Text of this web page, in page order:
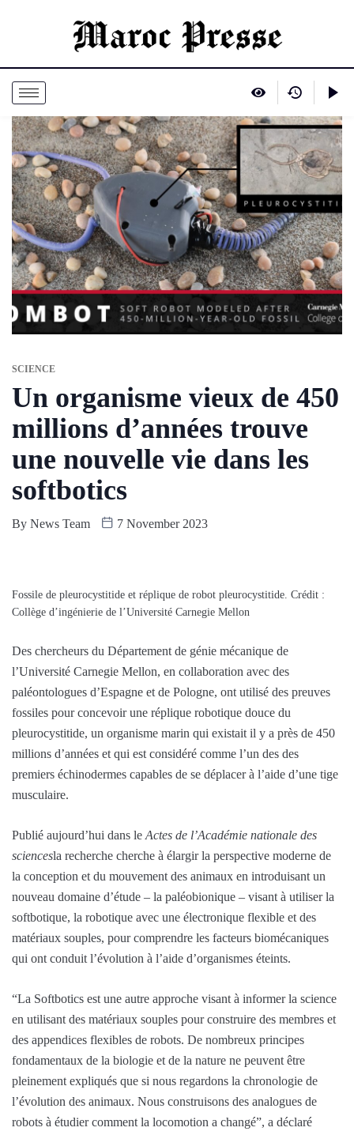
SCIENCE
Un organisme vieux de 450
millions d’années trouve
une nouvelle vie dans les
softbotics
By News Team 7 November 2023
Fossile de pleurocystitide et réplique de robot pleurocystitide. Crédit :
Collège d’ingénierie de l’Université Carnegie Mellon
Des chercheurs du Département de génie mécanique de
l’Université Carnegie Mellon, en collaboration avec des
paléontologues d’Espagne et de Pologne, ont utilisé des preuves
fossiles pour concevoir une réplique robotique douce du
pleurocystitide, un organisme marin qui existait il y a près de 450
millions d’années et qui est considéré comme l’un des des
premiers échinodermes capables de se déplacer à l’aide d’une tige
musculaire.
Publié aujourd’hui dans le Actes de l’Académie nationale des
sciencesla recherche cherche à élargir la perspective moderne de
la conception et du mouvement des animaux en introduisant un
nouveau domaine d’étude – la paléobionique – visant à utiliser la
softbotique, la robotique avec une électronique flexible et des
matériaux souples, pour comprendre les facteurs biomécaniques
qui ont conduit l’évolution à l’aide d’organismes éteints.
“La Softbotics est une autre approche visant à informer la science
en utilisant des matériaux souples pour construire des membres et
des appendices flexibles de robots. De nombreux principes
fondamentaux de la biologie et de la nature ne peuvent être
pleinement expliqués que si nous regardons la chronologie de
l’évolution des animaux. Nous construisons des analogues de
robots à étudier comment la locomotion a changé”, a déclaré